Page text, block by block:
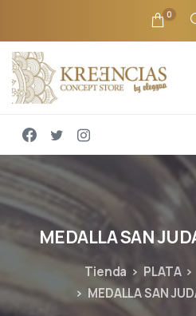
0
MEDALLASAN
Tienda PLATA
MEDALLA SAN